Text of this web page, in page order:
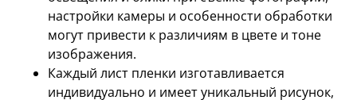
настройки камеры и особенности обработки
могут привести к различиям в цвете и тоне
изображения.
Каждый лист пленки изготавливается
индивидуально и имеет уникальный рисунок,